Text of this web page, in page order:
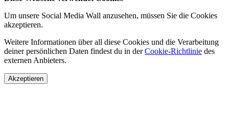
Um unsere Social Media Wall anzusehen, müssen Sie die Cookies
akzeptieren.
Weitere Informationen über all diese Cookies und die Verarbeitung
deiner persönlichen Daten findest du in derCookie-Richtlinie des
externen Anbieters.
Akzeptieren